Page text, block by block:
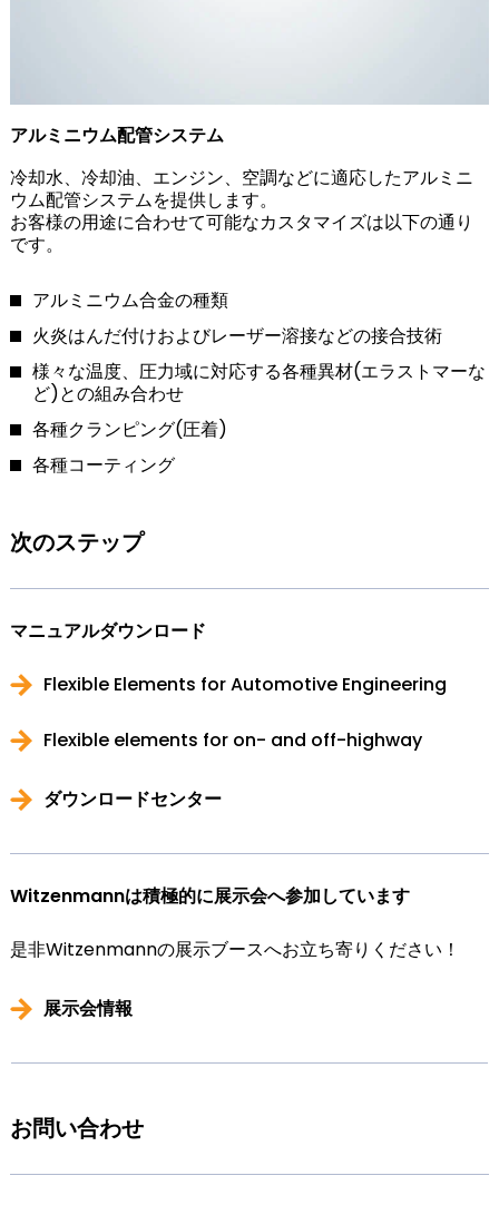
アルミニウム配管システム
冷却水、冷却油、エンジン、空調などに適応したアルミニ
ウム配管システムを提供します。
お客様の用途に合わせて可能なカスタマイズは以下の通り
です。
アルミニウム合金の種類
火炎はんだ付けおよびレーザー溶接などの接合技術
様々な温度、圧力域に対応する各種異材(エラストマーな
ど)との組み合わせ
各種クランピング(圧着)
各種コーティング
次のステップ
マニュアルダウンロード
Flexible Elements for Automotive Engineering
Flexible elements for on- and off-highway
ダウンロードセンター
Witzenmannは積極的に展示会へ参加しています
是非Witzenmannの展示ブースへお立ち寄りください！
展示会情報
お問い合わせ